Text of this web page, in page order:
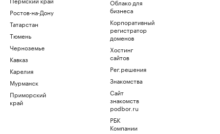
Ростов-на-Дону
Татарстан
Тюмень
Черноземье
Кавказ
Карелия
Мурманск
Приморский
край
Облако для
бизнеса
Корпоративный
регистратор
доменов
Хостинг
сайтов
Рег.решения
Знакомства
Сайт
знакомств
podbor.ru
РБК
Компании